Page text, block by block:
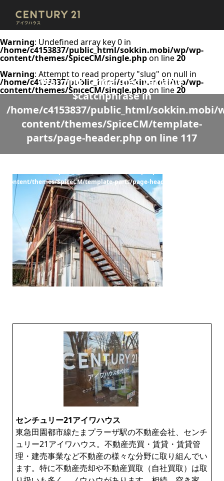
Warning: Undefined array key 0 in
/home/c4153837/public_html/sokkin.mobi/wp/wp-
content/themes/SpiceCM/single.phpon line20
Warning: Attempt to read property "slug" on null in
/home/c4153837/public_html/sokkin.mobi/wp/wp-
content/themes/SpiceCM/single.phpon line20
Warning: Undefined variable
$catchphrase in
/home/c4153837/public_html/sokkin.mobi/
content/themes/SpiceCM/template-
parts/page-header.php on line 117
content/themes/SpiceCM/template-parts/page-header.php
センチュリー21アイワハウス
東急田園都市線たまプラーザ駅の不動産会社、センチ
ュリー21アイワハウス。不動産売買・賃貸・賃貸管
理・建売事業など不動産の様々な分野に取り組んでい
ます。特に不動産売却や不動産買取（自社買取）は取